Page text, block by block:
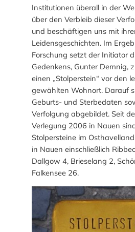
h
r
–
Institutionen überall in der
über den Verbleib dieser
und beschäftigen uns mit
Leidensgeschichten. Im
Forschung setzt der Initiator
Gedenkens, Gunter Demnig,
einen „Stolperstein“ vor den
gewählten Wohnort. Darauf
Geburts- und Sterbedaten
Verfolgung abgebildet. Seit
Verlegung 2006 in Nauen
Stolpersteine im
in Nauen einschließlich
Dallgow 4, Brieselang 2,
Falkensee 26.